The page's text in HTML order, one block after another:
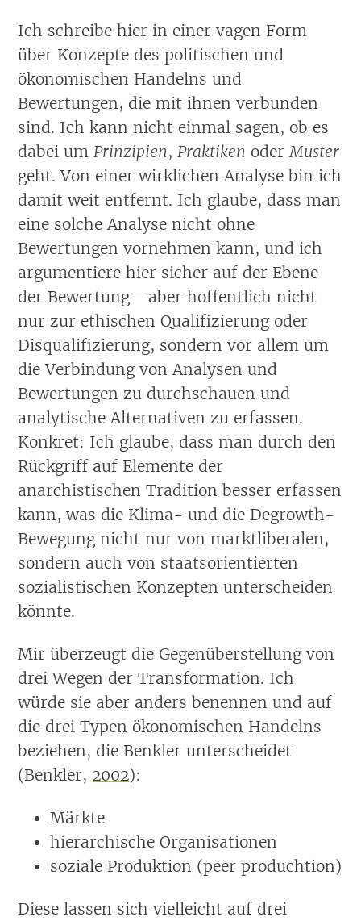
Ich schreibe hier in einer vagen Form
über Konzepte des politischen und
ökonomischen Handelns und
Bewertungen, die mit ihnen verbunden
sind. Ich kann nicht einmal sagen, ob es
dabei umPrinzipien,Praktiken oderMuster
geht. Von einer wirklichen Analyse bin ich
damit weit entfernt. Ich glaube, dass man
eine solche Analyse nicht ohne
Bewertungen vornehmen kann, und ich
argumentiere hier sicher auf der Ebene
der Bewertung—aber hoffentlich nicht
nur zur ethischen Qualifizierung oder
Disqualifizierung, sondern vor allem um
die Verbindung von Analysen und
Bewertungen zu durchschauen und
analytische Alternativen zu erfassen.
Konkret: Ich glaube, dass man durch den
Rückgriff auf Elemente der
anarchistischen Tradition besser erfassen
kann, was die Klima- und die Degrowth-
Bewegung nicht nur von marktliberalen,
sondern auch von staatsorientierten
sozialistischen Konzepten unterscheiden
könnte.
Mir überzeugt die Gegenüberstellung von
drei Wegen der Transformation. Ich
würde sie aber anders benennen und auf
die drei Typen ökonomischen Handelns
beziehen, die Benkler unterscheidet
(Benkler, 2002):
Märkte
hierarchische Organisationen
soziale Produktion (peer produchtion)
Diese lassen sich vielleicht auf drei